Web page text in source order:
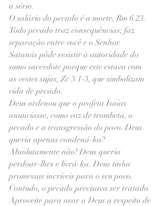
a sério.
O salário do pecado é a morte, Rm 6.23.
Todo pecado traz consequências; faz
separação entre você e o Senhor.
Satanás pôde resistir à autoridade do
sumo sacerdote porque este estava com
as vestes sujas, Zc 3.1-3, que simbolizam
vida de pecado.
Deus ordenou que o profeta Isaías
anunciasse, como voz de trombeta, o
pecado e a transgressão do povo. Deus
queria apenas condená-los?
Absolutamente não! Deus queria
perdoar-lhes e livrá-los. Deus tinha
promessas incríveis para o seu povo.
Contudo, o pecado precisava ser tratado.
Aproveite para orar a Deus a respeito de